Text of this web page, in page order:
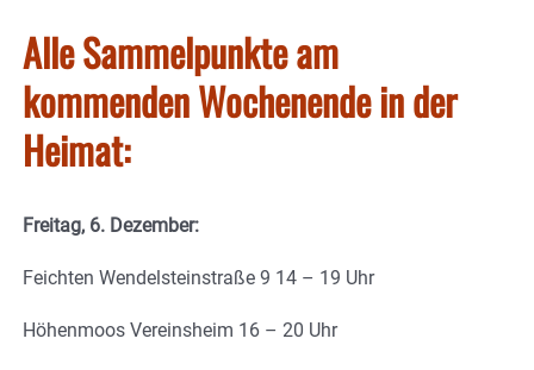
Alle Sammelpunkte am
kommenden Wochenende in der
Heimat:
Freitag, 6. Dezember:
Feichten Wendelsteinstraße 9 14 – 19 Uhr
Höhenmoos Vereinsheim 16 – 20 Uhr